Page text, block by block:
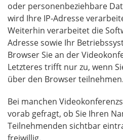
oder personenbeziehbare
wird Ihre IP-Adresse
Weiterhin verarbeitet die
Adresse sowie Ihr
Browser Sie an der
Letzteres trifft nur zu, wenn
über den Browser teilnehmen.
Bei manchen
vorab gefragt, ob Sie Ihren
Teilnehmenden sichtbar